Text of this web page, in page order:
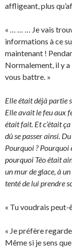
affligeant, plus
« … … … Je vais
informations à ce
maintenant !
Normalement, il y a
vous battre. »
Elle était déjà partie
Elle avait le feu aux
était fait. Et c’était
dû se passer ainsi.
Pourquoi ? Pourquoi
pourquoi Téo était
un mur de glace, à
tenté de lui prendre
« Tu voudrais peut-
« Je préfère
Même si je sens